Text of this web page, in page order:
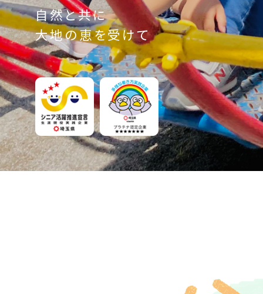
自然と共に
大地の恵を受けて